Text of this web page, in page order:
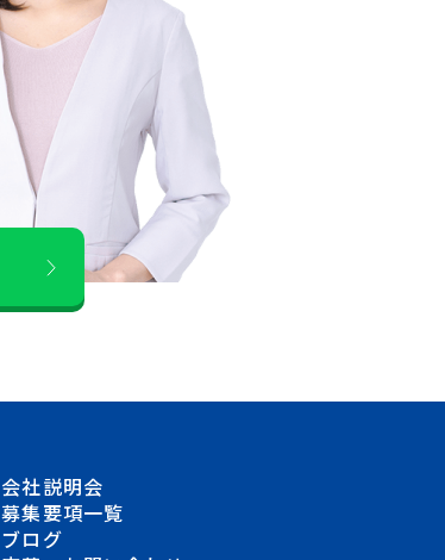
会社説明会
募集要項一覧
ブログ